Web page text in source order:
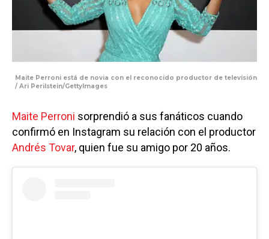
Maite Perroni está de novia con el reconocido productor de televisión
/ Ari Perilstein/GettyImages
Maite Perroni sorprendió a sus fanáticos cuando
confirmó en Instagram su relación con el productor
Andrés Tovar, quien fue su amigo por 20 años.